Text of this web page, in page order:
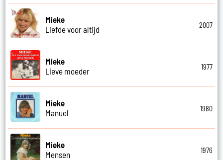
Mieke
Liefde voor altijd
2007
Mieke
Lieve moeder
1977
Mieke
Manuel
1980
Mieke
Mensen
1976